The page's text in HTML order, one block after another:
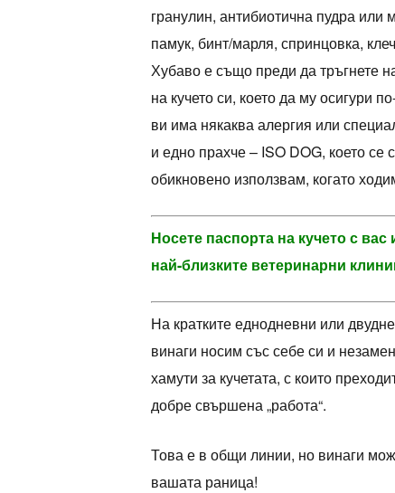
гранулин, антибиотична пудра или
памук, бинт/марля, спринцовка,
Хубаво е също преди да тръгнете
на кучето си, което да му осигури
ви има някаква алергия или
и едно прахче – ISO DOG, което се
обикновено използвам, когато
Носете паспорта на кучето с
най-близките ветеринарни
На кратките еднодневни или
винаги носим със себе си и
хамути за кучетата, с които
добре свършена „работа“.
Това е в общи линии, но винаги
вашата раница!